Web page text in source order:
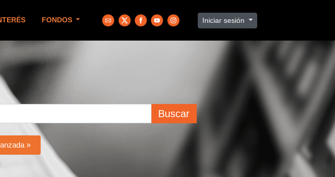
FONDOS Iniciar sesión
Buscar
»